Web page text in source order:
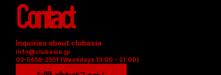
Contact
Inquiries about clubasia
info@clubasia.jp
03-5458-2551 (Weekdays 13:00 - 21:00)